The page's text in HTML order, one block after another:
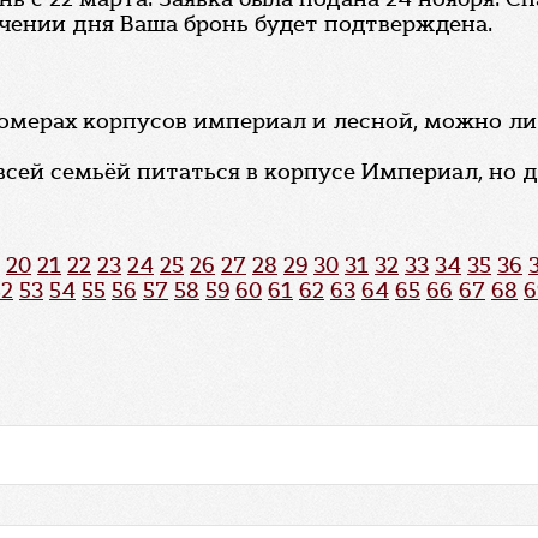
дня Ваша бронь будет подтверждена.
корпусов империал и лесной, можно
семьёй питаться в корпусе Империал, но
20 21 22 23 24 25 26 27 28 29 30 31 32 33 34 35 36
53 54 55 56 57 58 59 60 61 62 63 64 65 66 67 68